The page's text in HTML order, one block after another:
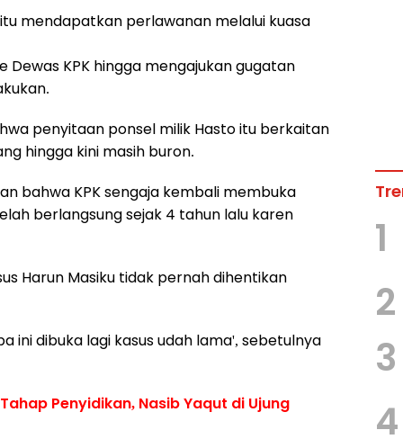
mendapatkan perlawanan melalui kuasa
Dewas KPK hingga mengajukan gugatan
penyitaan ponsel milik Hasto itu berkaitan
hingga kini masih buron.
bahwa KPK sengaja kembali membuka
berlangsung sejak 4 tahun lalu karen
Harun Masiku tidak pernah dihentikan
ini dibuka lagi kasus udah lama', sebetulnya
Penyidikan, Nasib Yaqut di Ujung
1
2
3
4